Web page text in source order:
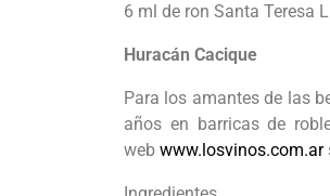
6 ml de ron Santa Teresa
Huracán Cacique
Para los amantes de las
años en barricas de
web www.losvinos.com.ar